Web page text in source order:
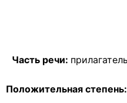
Часть речи:
Положительная степень: